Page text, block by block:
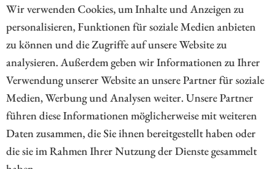
Wir verwenden Cookies, um Inhalte und Anzeigen zu
personalisieren, Funktionen für soziale Medien anbieten
zu können und die Zugriffe auf unsere Website zu
analysieren. Außerdem geben wir Informationen zu Ihrer
Verwendung unserer Website an unsere Partner für soziale
Medien, Werbung und Analysen weiter. Unsere Partner
führen diese Informationen möglicherweise mit weiteren
Daten zusammen, die Sie ihnen bereitgestellt haben oder
die sie im Rahmen Ihrer Nutzung der Dienste gesammelt
Kommerzialisierung bringen will.
ZUM KOMMENTAR
// kapitalerhoehungen.de - © 2026 - Die Informationsplattform für
Investoren und Unternehmen rund um Kapitalerhöhung, Kapitalmarkt
und Unternehmensfinanzierung